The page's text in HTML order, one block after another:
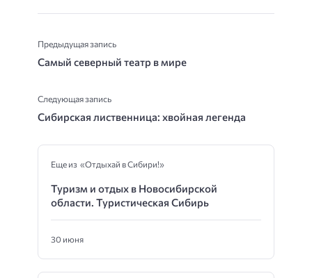
Предыдущая запись
Самый северный театр в мире
Следующая запись
Сибирская лиственница: хвойная легенда
Еще из «Отдыхай в Сибири!»
Туризм и отдых в Новосибирской
области. Туристическая Сибирь
30 июня